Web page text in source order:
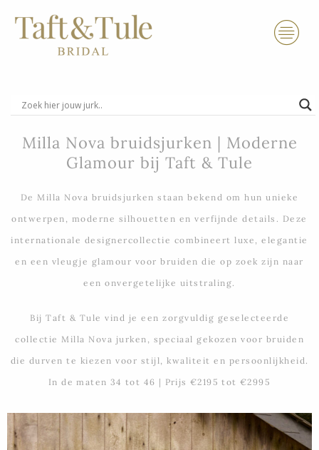
naar
Milla Nova bruidsjurken | Moderne
Glamour bij Taft & Tule
De Milla Nova bruidsjurken staan bekend om hun unieke
ontwerpen, moderne silhouetten en verfijnde details. Deze
internationale designercollectie combineert luxe, elegantie
en een vleugje glamour voor bruiden die op zoek zijn naar
een onvergetelijke uitstraling.
Bij Taft & Tule vind je een zorgvuldig geselecteerde
collectie Milla Nova jurken, speciaal gekozen voor bruiden
die durven te kiezen voor stijl, kwaliteit en persoonlijkheid.
In de maten 34 tot 46 | Prijs €2195 tot €2995